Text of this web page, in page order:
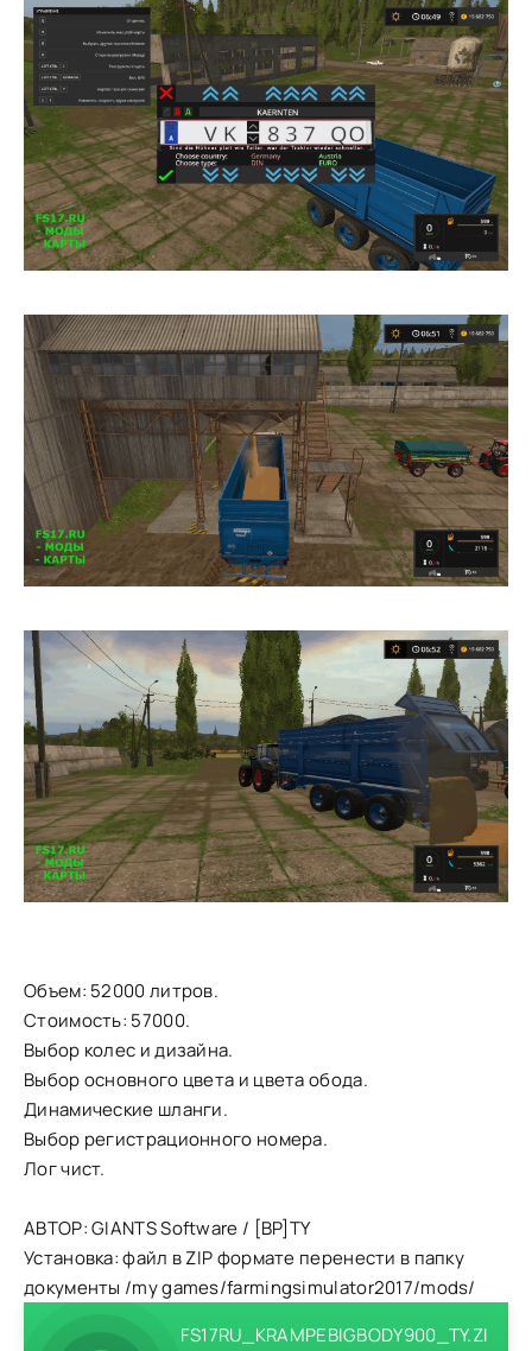
Объем: 52000 литров.
Стоимость: 57000.
Выбор колес и дизайна.
Выбор основного цвета и цвета обода.
Динамические шланги.
Выбор регистрационного номера.
Лог чист.
АВТОР: GIANTS Software / [BP]TY
Установка: файл в ZIP формате перенести в папку
документы /my games/farmingsimulator2017/mods/
FS17RU_KRAMPEBIGBODY900_TY.ZI